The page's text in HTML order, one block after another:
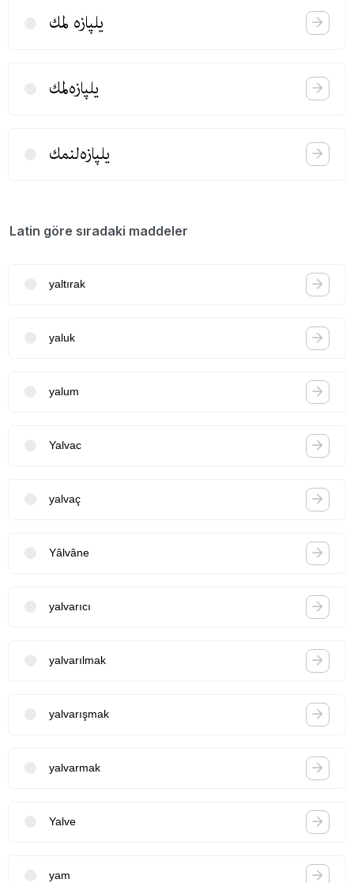
یلپازه لمك
یلپازه‌لمك
یلپازه‌لنمك
Latin göre sıradaki maddeler
yaltırak
yaluk
yalum
Yalvac
yalvaç
Yâlvâne
yalvarıcı
yalvarılmak
yalvarışmak
yalvarmak
Yalve
yam